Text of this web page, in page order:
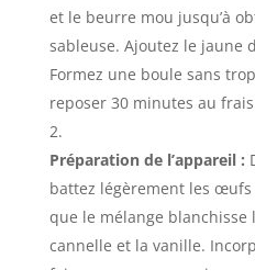
et le beurre mou jusqu’à
sableuse. Ajoutez le jaune
Formez une boule sans
reposer 30minutes au
Préparation de l’appareil :
battez légèrement les œufs
que le mélange blanchisse
cannelle et la vanille.